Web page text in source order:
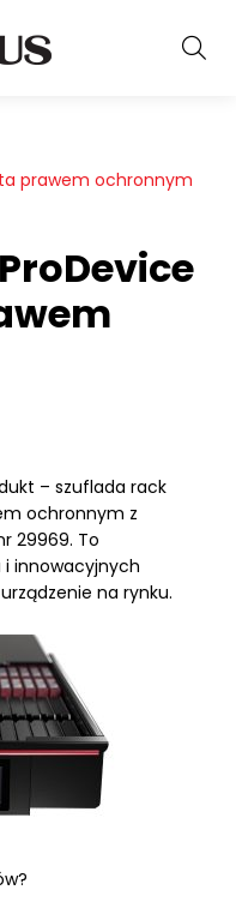
prawem ochronnym
– szuflada rack
ochronnym z
29969. To
innowacyjnych
na rynku.